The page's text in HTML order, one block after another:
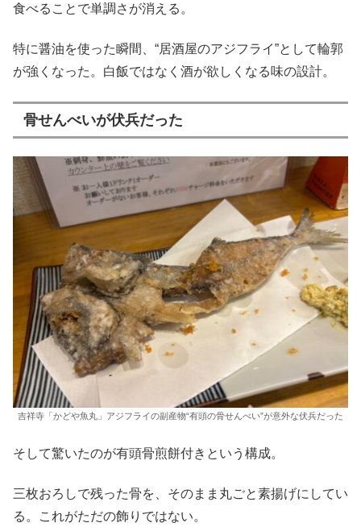
食べることで単調さが消える。
特に醤油を使った瞬間、“居酒屋のアジフライ”として輪郭
が強くなった。白飯ではなく酒が欲しくなる味の設計。
骨せんべいが伏兵だった
吉祥寺「かどや魚丸」アジフライの副産物“有頭の骨せんべい”が意外な伏兵だった
そして驚いたのが有頭骨煎餅付きという構成。
三枚おろしで残った骨を、そのまま丸ごと素揚げにしてい
る。これがただの飾りではない。